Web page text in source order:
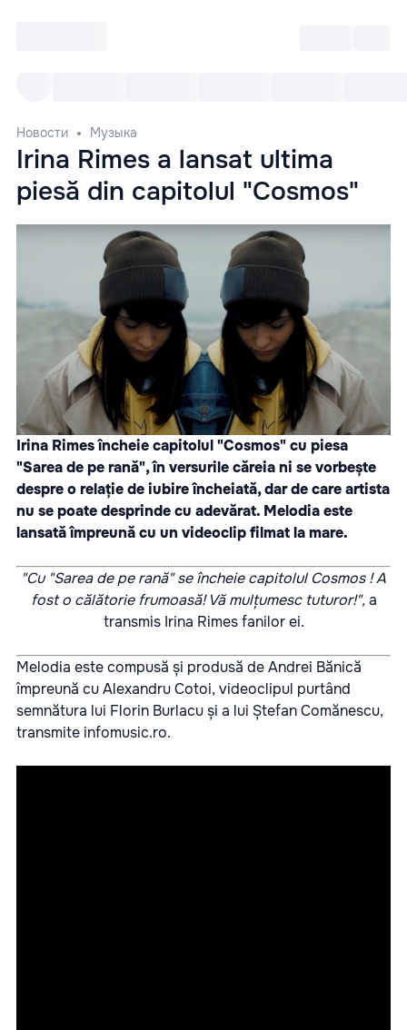
Новости Музыка
Irina Rimes a lansat ultima
piesă din capitolul "Cosmos"
Irina Rimes încheie capitolul "Cosmos" cu piesa
"Sarea de pe rană", în versurile căreia ni se vorbește
despre o relație de iubire încheiată, dar de care artista
nu se poate desprinde cu adevărat. Melodia este
lansată împreună cu un videoclip filmat la mare.
"Cu "Sarea de pe rană" se încheie capitolul Cosmos ! A
fost o călătorie frumoasă! Vă mulțumesc tuturor!",a
transmis Irina Rimes fanilor ei.
Melodia este compusă și produsă de Andrei Bănică
împreună cu Alexandru Cotoi, videoclipul purtând
semnătura lui Florin Burlacu și a lui Ștefan Comănescu,
transmite infomusic.ro.